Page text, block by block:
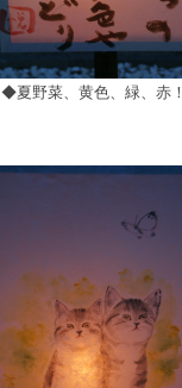
◆夏野菜、黄色、緑、赤！